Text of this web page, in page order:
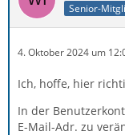
Senior-
4. Oktober 2024 um
Ich, hoffe, hier
In der
E-Mail-Adr. zu